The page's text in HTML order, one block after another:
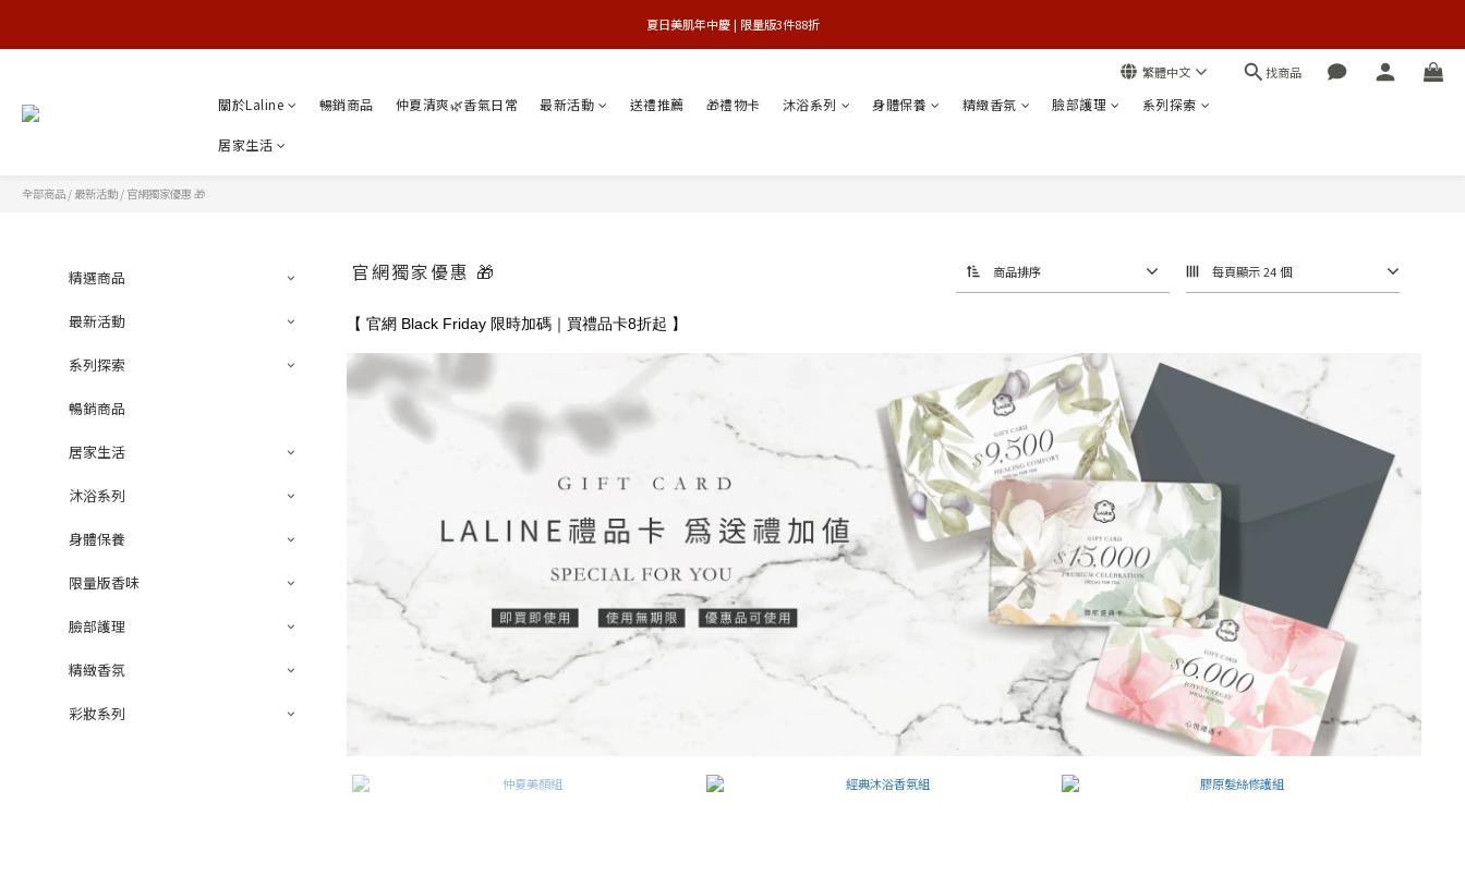
官網獨享 | 滿額最高贈3件禮
夏日美肌年中慶 | 限量版3件88折
繁體中文 找商品
關於Laline 暢銷商品 仲夏清爽🌿香氣日常 最新活動 送禮推薦 🎁禮物卡 沐浴系列 身體保養 精緻香氛 臉部護理 系列探索
居家生活
全部商品 / 最新活動 / 官網獨家優惠 🎁
精選商品
最新活動
系列探索
暢銷商品
居家生活
沐浴系列
身體保養
限量版香味
臉部護理
精緻香氛
彩妝系列
官網獨家優惠 🎁 商品排序 每頁顯示 24 個
【 官網 Black Friday 限時加碼｜買禮品卡8折起 】